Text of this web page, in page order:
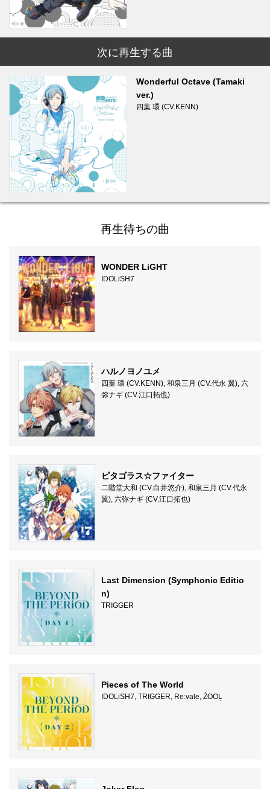
次に再生する曲
Wonderful Octave (Tamaki
ver.)
四葉 環 (CV.KENN)
再生待ちの曲
WONDER LiGHT
IDOLiSH7
ハルノヨノユメ
四葉 環 (CV.KENN), 和泉三月 (CV.代永 翼), 六
弥ナギ (CV.江口拓也)
ピタゴラス☆ファイター
二階堂大和 (CV.白井悠介), 和泉三月 (CV.代永
翼), 六弥ナギ (CV.江口拓也)
Last Dimension (Symphonic Editio
n)
TRIGGER
Pieces of The World
IDOLiSH7, TRIGGER, Re:vale, ŹOOĻ